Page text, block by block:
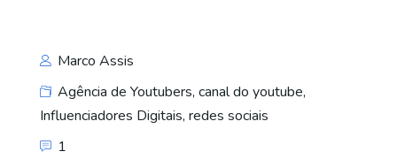
Marco Assis
Agência de Youtubers, canal do youtube,
Influenciadores Digitais, redes sociais
1